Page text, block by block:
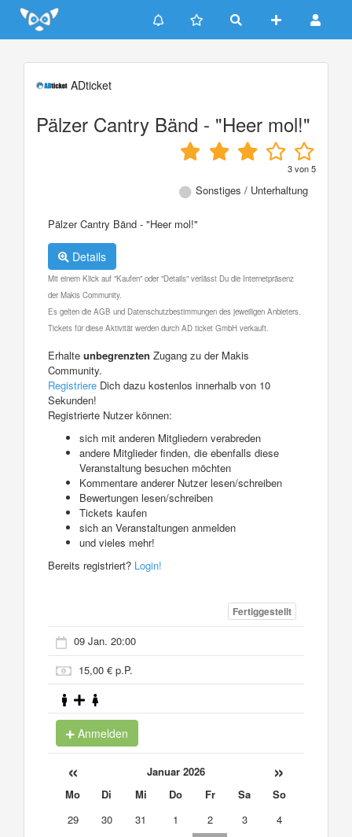
Update cookies preferences
ADticket
Pälzer Cantry Bänd - "Heer mol!"
3von5
Sonstiges / Unterhaltung
Pälzer Cantry Bänd - "Heer mol!"
Details
Mit einem Klick auf "Kaufen" oder "Details" verlässt Du die Internetpräsenz
der Makis Community.
Es gelten die AGB und Datenschutzbestimmungen des jeweiligen Anbieters.
Tickets für diese Aktivität werden durch AD ticket GmbH verkauft.
Erhalte unbegrenzten Zugang zu der Makis
Community.
Registriere Dich dazu kostenlos innerhalb von 10
Sekunden!
Registrierte Nutzer können:
sich mit anderen Mitgliedern verabreden
andere Mitglieder finden, die ebenfalls diese
Veranstaltung besuchen möchten
Kommentare anderer Nutzer lesen/schreiben
Bewertungen lesen/schreiben
Tickets kaufen
sich an Veranstaltungen anmelden
und vieles mehr!
Bereits registriert? Login!
Fertiggestellt
09 Jan. 20:00
15,00 € p.P.
Anmelden
« Januar 2026 »
Mo Di Mi Do Fr Sa
So
29
30 31 1 2 3
4